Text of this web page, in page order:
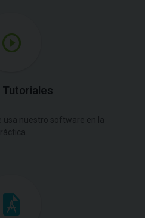
Tutoriales
usa nuestro software en la